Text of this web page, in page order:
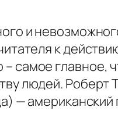
и
к
самое главное,
людей. Роберт
—